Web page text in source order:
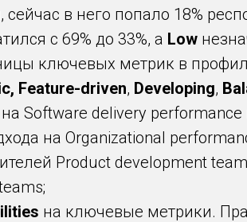
в него попало 18%
с 69% до 33%, а Low
ключевых метрик в
Feature-driven, Developing,
Software delivery performance
на Organizational
Product development
на ключевые метрики.